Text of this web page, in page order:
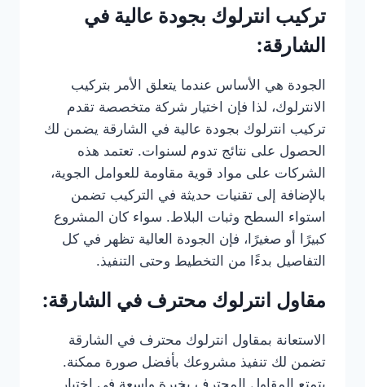
تركيب انترلوك بجودة عالية في
الشارقة:
الجودة هي الأساس عندما يتعلق الأمر بتركيب
الانترلوك، لذا فإن اختيار شركة متخصصة تقدم
تركيب انترلوك بجودة عالية في الشارقة يضمن لك
الحصول على نتائج تدوم لسنوات. تعتمد هذه
الشركات على مواد قوية مقاومة للعوامل الجوية،
بالإضافة إلى تقنيات حديثة في التركيب تضمن
استواء السطح وثبات البلاط. سواء كان المشروع
كبيرًا أو صغيرًا، فإن الجودة العالية تظهر في كل
التفاصيل بدءًا من التخطيط وحتى التنفيذ.
مقاول انترلوك محترف في الشارقة:
الاستعانة بمقاول انترلوك محترف في الشارقة
تضمن لك تنفيذ مشروعك بأفضل صورة ممكنة.